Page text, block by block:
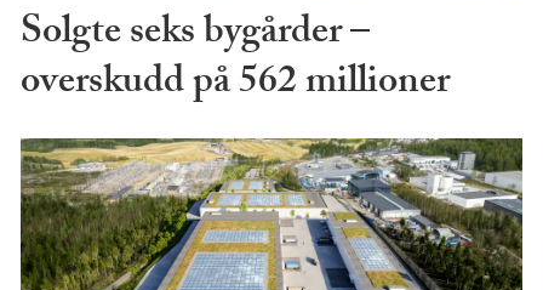
Solgte seks bygårder –
overskudd på 562 millioner